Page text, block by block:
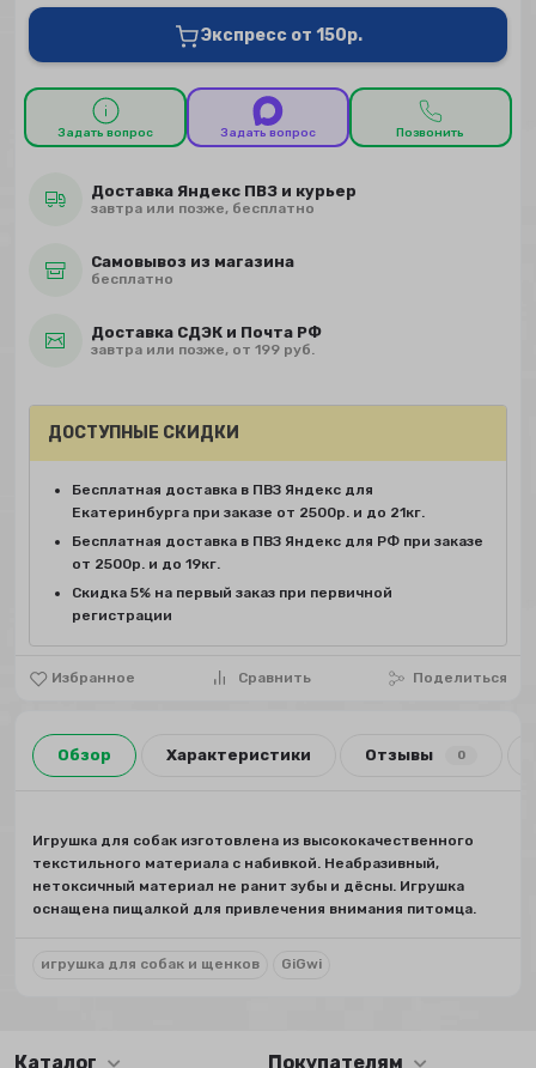
Экспресс от 150р.
Задать вопрос Задать вопрос Позвонить
Доставка Яндекс ПВЗ и курьер
завтра или позже, бесплатно
Самовывоз из магазина
бесплатно
Доставка СДЭК и Почта РФ
завтра или позже, от 199 руб.
Избранное Сравнить Поделиться
ДОСТУПНЫЕ СКИДКИ
Бесплатная доставка в ПВЗ Яндекс для
Екатеринбурга при заказе от 2500р. и до 21кг.
Бесплатная доставка в ПВЗ Яндекс для РФ при заказе
от 2500р. и до 19кг.
Скидка 5% на первый заказ при первичной
регистрации
Обзор Характеристики Отзывы 0
Игрушка для собак изготовлена из высококачественного
текстильного материала с набивкой. Неабразивный,
нетоксичный материал не ранит зубы и дёсны. Игрушка
оснащена пищалкой для привлечения внимания питомца.
игрушка для собак и щенков GiGwi
Каталог Покупателям